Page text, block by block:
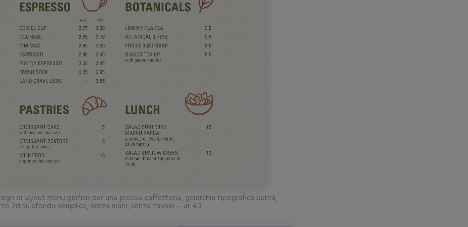
di layout menu grafico per una piccola caffetteria, gerarchia tipografica pulita,
2d su sfondo semplice, senza mani, senza tavolo --ar 4:3